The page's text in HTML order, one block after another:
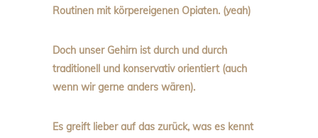
Routinen mit körpereigenen Opiaten. (yeah)
Doch unser Gehirn ist durch und durch
traditionell und konservativ orientiert (auch
wenn wir gerne anders wären).
Es greift lieber auf das zurück, was es kennt